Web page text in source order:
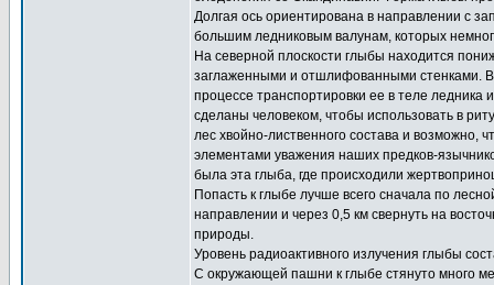
Долгая ось ориентирована в направлении с
большим ледниковым валунам, которых
На северной плоскости глыбы находится
заглаженными и отшлифованными стенками.
процессе транспортировки ее в теле
сделаны человеком, чтобы использовать в
лес хвойно-лиственного состава и возможно,
элементами уважения наших предков-
была эта глыба, где происходили
Попасть к глыбе лучше всего сначала по
направлении и через 0,5 км свернуть на
природы.
Уровень радиоактивного излучения глыбы
С окружающей пашни к глыбе стянуто много